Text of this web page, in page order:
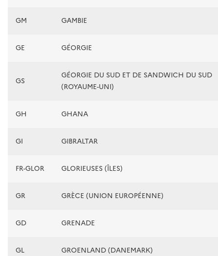
GM GAMBIE
GE GÉORGIE
GS
GÉORGIE DU SUD ET DE SANDWICH DU SUD
(ROYAUME-UNI)
GH GHANA
GI GIBRALTAR
FR-GLOR GLORIEUSES (ÎLES)
GR GRÈCE (UNION EUROPÉENNE)
GD GRENADE
GL GROENLAND (DANEMARK)